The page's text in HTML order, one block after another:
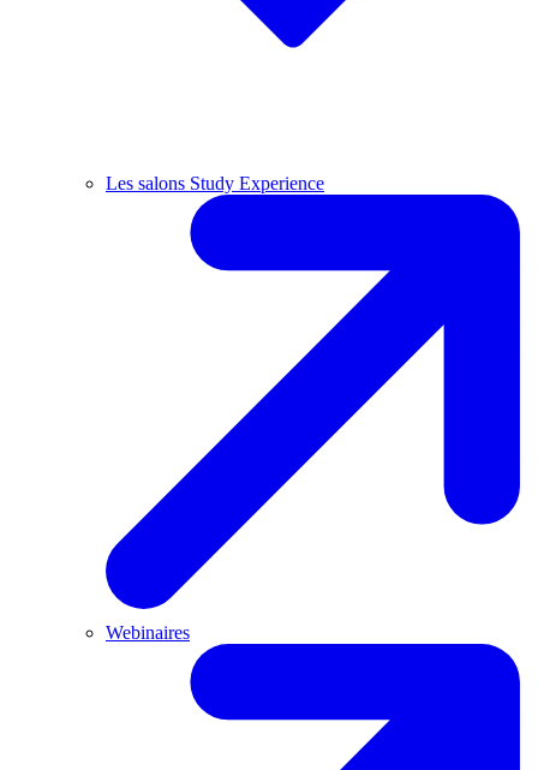
Les salons Study Experience
Webinaires